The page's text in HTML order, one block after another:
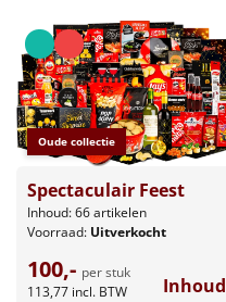
Oude collectie
Spectaculair Feest
Inhoud: 66 artikelen
Voorraad: Uitverkocht
100,- per stuk
113,77 incl. BTW Inhoud